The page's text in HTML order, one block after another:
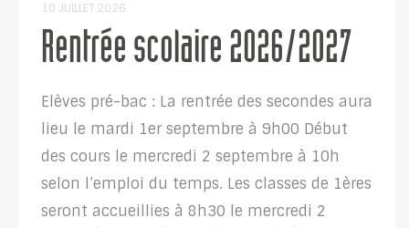
10 JUILLET 2026
Rentrée scolaire 2026/2027
Elèves pré-bac : La rentrée des secondes aura
lieu le mardi 1er septembre à 9h00 Début
des cours le mercredi 2 septembre à 10h
selon l’emploi du temps. Les classes de 1ères
seront accueillies à 8h30 le mercredi 2